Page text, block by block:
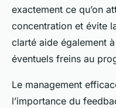
exactement ce qu’on
concentration et évite
clarté aide également
éventuels freins au
Le management
l’importance du